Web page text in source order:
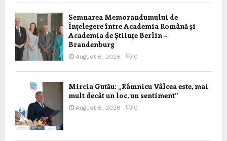
Semnarea Memorandumului de
Înțelegere între Academia Română și
Academia de Științe Berlin –
Brandenburg
August 6, 2026 0
Mircia Gutău: „Râmnicu Vâlcea este, mai
mult decât un loc, un sentiment”
August 6, 2026 0